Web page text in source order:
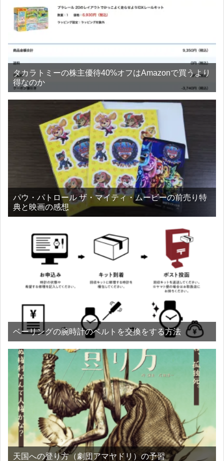
タカラトミーの株主優待40%オフはAmazonで買うより
得なのか
パウ・パトロール ザ・マイティ・ムービーの前売り特
典と映画の感想
ベーリングの腕時計のベルトを交換をする方法
天国への登り方（劇団アマヤドリ）の予習